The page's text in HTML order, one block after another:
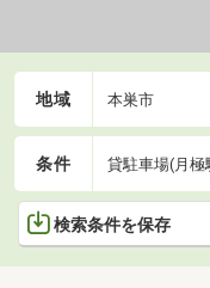
地域 本巣市
条件 貸駐車場(月極
検索条件を保存